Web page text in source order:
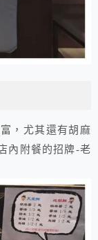
，尤其還有胡麻
內附餐的招牌-老